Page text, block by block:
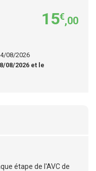
15€,00
08/2026
08/2026 et le
étape de l'AVC de